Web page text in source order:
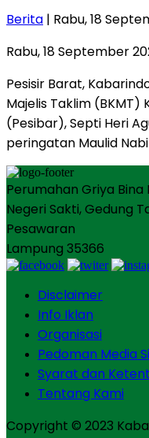
Berita | Rabu, 18
Rabu, 18 September
Pesisir Barat,
Majelis Taklim (BKMT)
(Pesibar), Septi Heri
peringatan Maulid
Perumahan Griya Bina
Negeri Sakti, Gedung
Pesawaran
Lampung 35366
Disclaimer
Info Iklan
Organisasi
Pedoman Media
Syarat dan
Tentang Kami
Copyright © 2023